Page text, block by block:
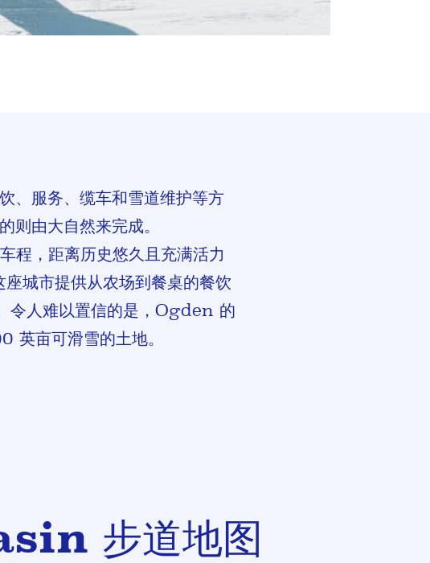
服务、缆车和雪道维护等方
由大自然来完成。
，距离历史悠久且充满活力
座城市提供从农场到餐桌的餐饮
令人难以置信的是，Ogden 的
亩可滑雪的土地。
步道地图